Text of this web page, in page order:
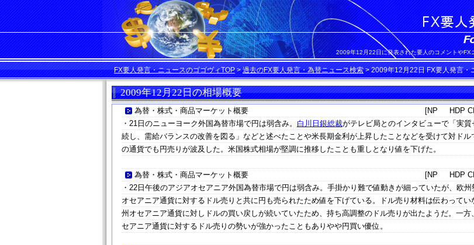
2009年12月22日に発表された要人のコメントやFX
FX要人発言・ニュースのゴゴヴィTOP>過去のFX要人発言・為替ニュース検索>2009年12月22日 FX要人発言・
2009年12月22日の相場概要
為替・株式・商品マーケット概要
[NP HDP
・21日のニューヨーク外国為替市場で円は弱含み。 白川日銀総裁がテレビ局とのインタビューで「実
続し、需給バランスの改善を図る」などと述べたことや米長期金利が上昇したことなどを受けて対ドル
の通貨でも円売りが波及した。米国株式相場が堅調に推移したことも重しとなり値を下げた。
為替・株式・商品マーケット概要
[NP HDP
・22日午後のアジアオセアニア外国為替市場で円は弱含み。手掛かり難で値動きが細っていたが、欧州
オセアニア通貨に対するドル売りと共に円も売られたため値を下げている。ドル売り材料は伝わってい
州オセアニア通貨に対しドルの買い戻しが続いていたため、持ち高調整のドル売りが出たようだ。一方
セアニア通貨に対するドル売りの勢いが強かったこともありやや円買い優位。